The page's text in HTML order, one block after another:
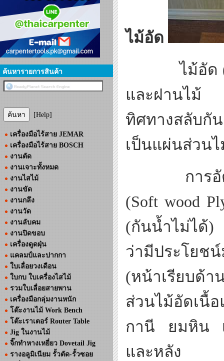
ค้นหารายการสินค้า
[Help]
เครื่องมือไร้สาย JEMAR
เครื่องมือไร้สาย BOSCH
งานตัด
งานเจาะทั้งหมด
งานไสไม้
งานขัด
งานกลึง
งานวัด
งานลับคม
งานปิดขอบ
เครื่องดูดฝุ่น
แคลมป์และปากกา
ใบเลื่อยวงเดือน
ใบกบ ใบเครื่องไสไม้
รวมใบเลื่อยสายพาน
เครื่องมือกลุ่มงานหนัก
โต๊ะงานไม้ Work Bench
โต๊ะเราเตอร์ Router Table
Jig ในงานไม้
จิ๊กทำหางเหยี่ยว Dovetail Jig
รางอลูมิเนียม รั้วตัด-รั้วซอย
ไม้อัด
ไม้อัด
และฝานไม้
ทิศทางสลับกั
เป็นแผ่นส่วน
การ
(Soft wood
(กันน้ำไม่ได้)
ว่ามีประโยช
(หน้าเรียบด้
ส่วนไม้อัดเนื้
กานี ยมหิน
และหลัง